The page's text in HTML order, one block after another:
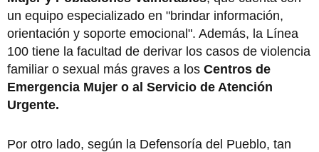
un equipo especializado en "brindar información,
orientación y soporte emocional". Además, la Línea
100 tiene la facultad de derivar los casos de violencia
familiar o sexual más graves a los Centros de
Emergencia Mujer o al Servicio de Atención
Urgente.
Por otro lado, según la Defensoría del Pueblo, tan